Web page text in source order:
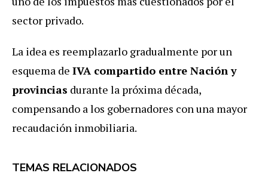
sector privado.
La idea es reemplazarlo gradualmente por un
esquema de IVA compartido entre Nación y
provincias durante la próxima década,
compensando a los gobernadores con una mayor
recaudación inmobiliaria.
TEMAS RELACIONADOS